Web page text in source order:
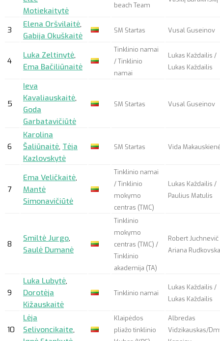
Motiekaitytė
beach Team
3
Elena Oršvilaitė,
Gabija Okuškaitė
SM Startas Vusal Guseinov
4
Luka Zeltinytė,
Ema Bačiliūnaitė
Tinklinio namai
/ Tinklinio
namai
Lukas Každailis /
Lukas Každailis
5
Ieva
Kavaliauskaitė,
Goda
Garbatavičiūtė
SM Startas Vusal Guseinov
6
Karolina
Šaliūnaitė, Tėja
Kazlovskytė
SM Startas Vida
7
Ema Veličkaitė,
Mantė
Simonavičiūtė
Tinklinio namai
/ Tinklinio
mokymo
centras (TMC)
Lukas Každailis /
Paulius Matulis
8
Smiltė Jurgo,
Saulė Dumanė
Tinklinio
mokymo
centras (TMC) /
Tinklinio
akademija (TA)
Robert
Ariana
9
Luka Lubytė,
Dorotėja
Kižauskaitė
Tinklinio namai
Lukas Každailis /
Lukas Každailis
10
Lėja
Selivoncikaite,
Klaipėdos
pliažo tinklinio
Albredas
Vidzikauskas/